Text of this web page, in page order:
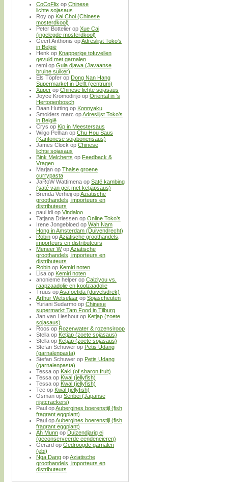
CoCoFlix op Chinese
lichte sojasaus
Roy op Kai Choi (Chinese
mosterdkool)
Peter Bottelier op Xue Cai
(ingelegde mosterdkool)
Geert Anthonis opAdreslijst Toko’s
in België
Henk op Knapperige tofuvellen
gevuld met garnalen
remi op Gula djawa (Javaanse
bruine suiker)
Els Töpfer op Dong Nan Hang
Supermarket in Delft (centrum)
Xuper op Chinese lichte sojasaus
Joyce Kromodirijo op Oriental in ’s
Hertogenbosch
Daan Hutting op Konnyaku
Smolders marc opAdreslijst Toko’s
in België
Crys op Kip in Meestersaus
Wilgo Pelhan op Chu Hou Saus
(Kantonese sojabonensaus)
James Clock op Chinese
lichte sojasaus
Bink Melcherts op Feedback &
Vragen
Marjan op Thaise groene
currypasta
JaRoW Wattimena op Saté kambing
(saté van geit met ketjapsaus)
Brenda Verheij opAziatische
groothandels, importeurs en
distributeurs
paul idi op Vindaloo
Tatjana Driessen op Online Toko’s
Irene Jongebloed op Wah Nam
Hong in Amsterdam (Duivendrecht)
Robin opAziatische groothandels,
importeurs en distributeurs
Meneer WopAziatische
groothandels, importeurs en
distributeurs
Robin op Kemiri noten
Lisa op Kemiri noten
anonieme helper op Caiziyou vs.
raapzaadolie en koolzaadolie
Truus opAsafoetida (duivelsdrek)
Arthur Wetselaar op Sojascheuten
Yuriani Sudarmo op Chinese
supermarkt Tam Food in Tilburg
Jan van Lieshout op Ketjap (zoete
sojasaus)
Roos op Rozenwater & rozensiroop
Stella op Ketjap (zoete sojasaus)
Stella op Ketjap (zoete sojasaus)
Stefan Schuwer op Petis Udang
(garnalenpasta)
Stefan Schuwer op Petis Udang
(garnalenpasta)
Tessa op Kaki (of sharon fruit)
Tessa op Kwal (jellyfish)
Tessa op Kwal (jellyfish)
Tee op Kwal (jellyfish)
Osman op Senbei (Japanse
rijstcrackers)
Paul opAubergines boerenstijl (fish
fragrant eggplant)
Paul opAubergines boerenstijl (fish
fragrant eggplant)
Ah Munn op Duizendjarig ei
(geconserveerde eendeneieren)
Gerard op Gedroogde garnalen
(ebi)
Nga Dang opAziatische
groothandels, importeurs en
distributeurs